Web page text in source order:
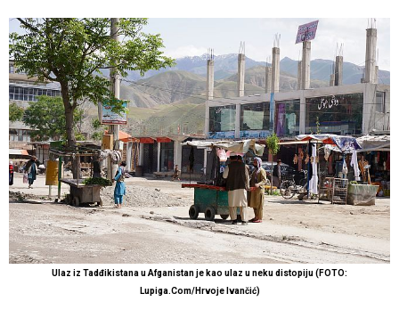
Ulaz iz Tadđikistana u Afganistan je kao ulaz u neku distopiju (FOTO:
Lupiga.Com/Hrvoje Ivančić)